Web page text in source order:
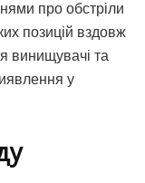
про обстріли
позицій вздовж
винищувачі та
у